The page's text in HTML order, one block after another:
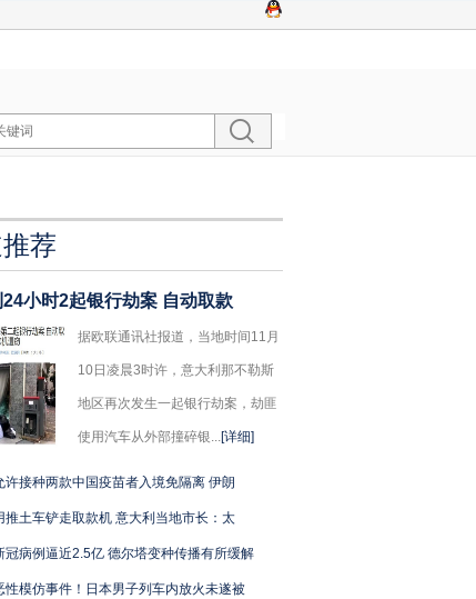
荐
小时2起银行劫案 自动取款
据欧联通讯社报道，当地时间11月
10日凌晨3时许，意大利那不勒斯
地区再次发生一起银行劫案，劫匪
使用汽车从外部撞碎银...[详细]
许接种两款中国疫苗者入境免隔离 伊朗
推土车铲走取款机 意大利当地市长：太
冠病例逼近2.5亿 德尔塔变种传播有所缓解
性模仿事件！日本男子列车内放火未遂被